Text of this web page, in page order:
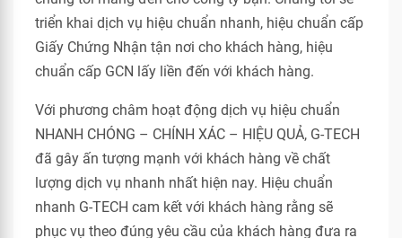
triển khai dịch vụ hiệu chuẩn nhanh, hiệu chuẩn cấp
Giấy Chứng Nhận tận nơi cho khách hàng, hiệu
chuẩn cấp GCN lấy liền đến với khách hàng.
Với phương châm hoạt động dịch vụ hiệu chuẩn
NHANH CHÓNG – CHÍNH XÁC – HIỆU QUẢ, G-TECH
đã gây ấn tượng mạnh với khách hàng về chất
lượng dịch vụ nhanh nhất hiện nay. Hiệu chuẩn
nhanh G-TECH cam kết với khách hàng rằng sẽ
phục vụ theo đúng yêu cầu của khách hàng đưa ra